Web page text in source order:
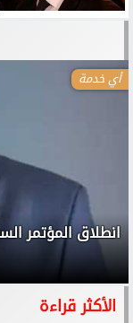
أي خدمة
الأكثر قراءة